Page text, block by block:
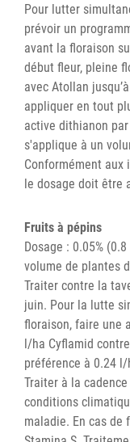
Pour lutter
prévoir un
avant la floraison
début fleur, pleine
avec Atollan
appliquer en tout
active dithianon
s'applique à un
Conformément aux
le dosage doit être
Fruits à pépins
Dosage : 0.05%
volume de plantes
Traiter contre la
juin. Pour la lutte
floraison, faire une
l/ha Cyflamid
préférence à 0.24 l/
Traiter à la
conditions
maladie. En cas